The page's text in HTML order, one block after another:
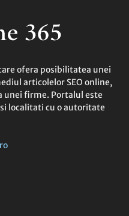
ofera posibilitatea unei
articolelor SEO online,
unei firme. Portalul este
localitati cu o autoritate